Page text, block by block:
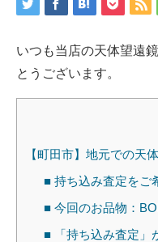
いつも当店の天体望遠
とうございます。
【町田市】地元での天
■ 持ち込み査定をご
■ 今回のお品物：
■ 「持ち込み査定」